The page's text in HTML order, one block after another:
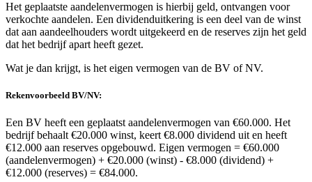
Het geplaatste aandelenvermogen is hierbij geld, ontvangen voor
verkochte aandelen. Een dividenduitkering is een deel van de winst
dat aan aandeelhouders wordt uitgekeerd en de reserves zijn het geld
dat het bedrijf apart heeft gezet.
Wat je dan krijgt, is het eigen vermogen van de BV of NV.
Rekenvoorbeeld BV/NV:
Een BV heeft een geplaatst aandelenvermogen van €60.000. Het
bedrijf behaalt €20.000 winst, keert €8.000 dividend uit en heeft
€12.000 aan reserves opgebouwd. Eigen vermogen = €60.000
(aandelenvermogen) + €20.000 (winst) - €8.000 (dividend) +
€12.000 (reserves) = €84.000.